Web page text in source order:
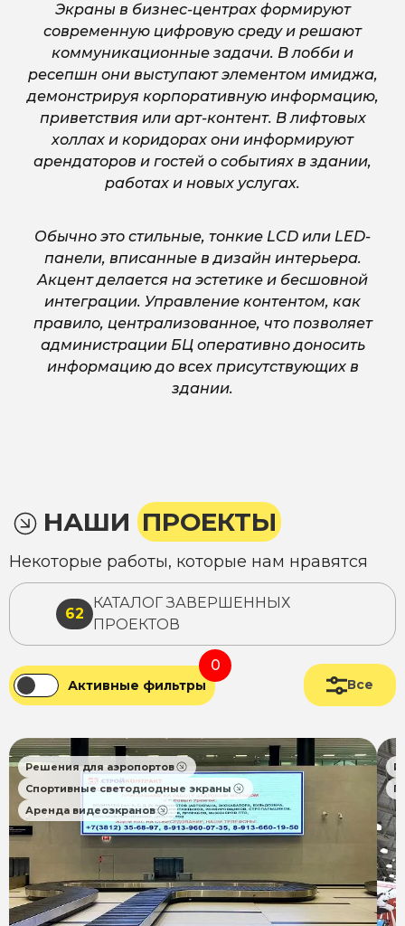
Экраны в бизнес-центрах формируют
современную цифровую среду и решают
коммуникационные задачи. В лобби и
ресепшн они выступают элементом имиджа,
демонстрируя корпоративную информацию,
приветствия или арт-контент. В лифтовых
холлах и коридорах они информируют
арендаторов и гостей о событиях в здании,
работах и новых услугах.
Обычно это стильные, тонкие LCD или LED-
панели, вписанные в дизайн интерьера.
Акцент делается на эстетике и бесшовной
интеграции. Управление контентом, как
правило, централизованное, что позволяет
администрации БЦ оперативно доносить
информацию до всех присутствующих в
здании.
НАШИ ПРОЕКТЫ
Некоторые работы, которые нам нравятся
62
КАТАЛОГ ЗАВЕРШЕННЫХ
ПРОЕКТОВ
Активные фильтры
0
Все
Решения для аэропортов
Спортивные светодиодные экраны
Аренда видеоэкранов